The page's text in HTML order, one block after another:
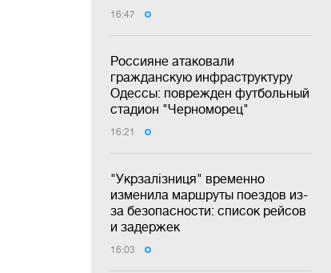
16:47
Россияне атаковали
гражданскую инфраструктуру
Одессы: поврежден футбольный
стадион "Черноморец"
16:21
"Укрзалізниця" временно
изменила маршруты поездов из-
за безопасности: список рейсов
и задержек
16:03